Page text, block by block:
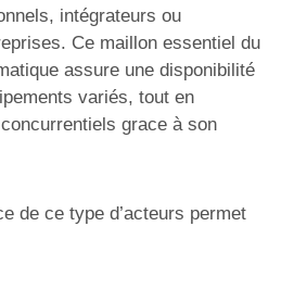
intégrateurs ou
Ce maillon essentiel du
assure une disponibilité
variés, tout en
grace à son
de ce type d’acteurs permet